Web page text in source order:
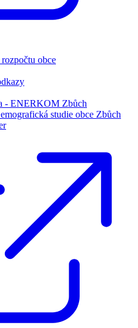
obce
- ENERKOM Zbůch
studie obce Zbůch